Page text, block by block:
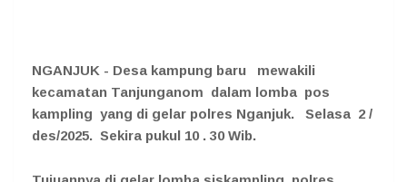
NGANJUK - Desa kampung baru mewakili
kecamatan Tanjunganom dalam lomba pos
kampling yang di gelar polres Nganjuk. Selasa 2 /
des/2025. Sekira pukul 10 . 30 Wib.